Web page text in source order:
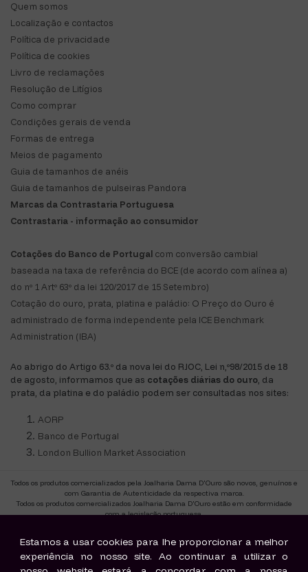
Quem somos
Localização e contactos
Política de privacidade
Política de cookies
Livro de reclamações
Resolução de Litígios
Como comprar
Condições gerais de venda
Formas de entrega
Meios de pagamento
Guia de tamanhos de anéis
Guia de tamanhos de pulseiras Pandora
Marcas da Contrastaria Portuguesa
Contrastaria - informação ao consumidor
Cotações do Banco de Portugal com conversão cambial
baseada na taxa de referência do BCE (de acordo com alínea a)
do nº 1 Artº 63º da lei 120/2017 de 15 Setembro)
Cotação do ouro, prata, platina e paládio: O Preço do Ouro é
administrado de forma independente pela ICE Benchmark
Administration (IBA)
Ao abrigo do Artigo 63.º da nova lei do RJOC, Lei n,º98/2015 de 18
de agosto, informamos que as cotações diárias do ouro, da
prata, da platina e do paládio podem ser consultadas nos sites:
AORP
Banco de Portugal
London Bullion Market Association
Todos os produtos comercializados pela Joalharia Dama D'Ouro são novos, genuínos e
com Garantia de Autenticidade da respectiva marca.
Todos os produtos comercializados Joalharia Dama D'Ouro estão em conformidade
com a legislação portuguesa.
Estamos a usar cookies para lhe proporcionar a melhor
experiência no nosso site. Ao continuar a utilizar o